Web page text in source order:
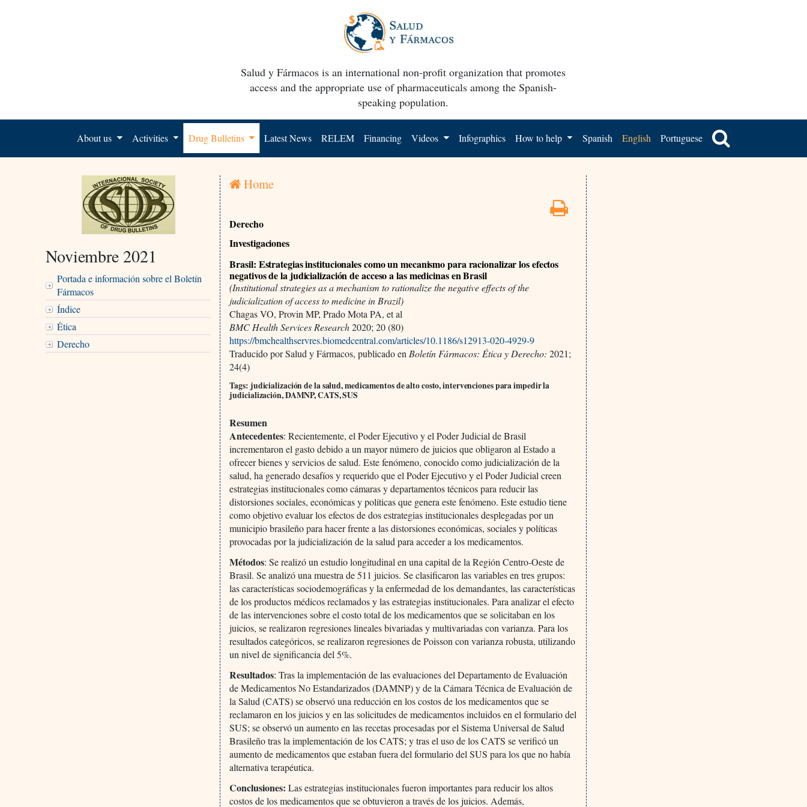
Salud y Fármacos is an international non-profit organization that promotes
access and the appropriate use of pharmaceuticals among the Spanish-
speaking population.
About us Activities Drug Bulletins Latest News RELEM Financing Videos Infographics How to help Spanish English Portuguese
Noviembre 2021
Portada e información sobre el Boletín
Fármacos
Índice
Ética
Derecho
Home
Derecho
Investigaciones
Brasil: Estrategias institucionales como un mecanismo para racionalizar los efectos
negativos de la judicialización de acceso a las medicinas en Brasil
(Institutional strategies as a mechanism to rationalize the negative effects of the
judicialization of access to medicine in Brazil)
Chagas VO, Provin MP, Prado Mota PA, et al
BMC Health Services Research2020; 20 (80)
https://bmchealthservres.biomedcentral.com/articles/10.1186/s12913-020-4929-9
Traducido por Salud y Fármacos, publicado en Boletín Fármacos: Ética y Derecho: 2021;
24(4)
Tags: judicialización de la salud, medicamentos de alto costo, intervenciones para impedir la
judicialización, DAMNP, CATS, SUS
Resumen
Antecedentes: Recientemente, el Poder Ejecutivo y el Poder Judicial de Brasil
incrementaron el gasto debido a un mayor número de juicios que obligaron al Estado a
ofrecer bienes y servicios de salud. Este fenómeno, conocido como judicialización de la
salud, ha generado desafíos y requerido que el Poder Ejecutivo y el Poder Judicial creen
estrategias institucionales como cámaras y departamentos técnicos para reducir las
distorsiones sociales, económicas y políticas que genera este fenómeno. Este estudio tiene
como objetivo evaluar los efectos de dos estrategias institucionales desplegadas por un
municipio brasileño para hacer frente a las distorsiones económicas, sociales y políticas
provocadas por la judicialización de la salud para acceder a los medicamentos.
Métodos: Se realizó un estudio longitudinal en una capital de la Región Centro-Oeste de
Brasil. Se analizó una muestra de 511 juicios. Se clasificaron las variables en tres grupos:
las características sociodemográficas y la enfermedad de los demandantes, las características
de los productos médicos reclamados y las estrategias institucionales. Para analizar el efecto
de las intervenciones sobre el costo total de los medicamentos que se solicitaban en los
juicios, se realizaron regresiones lineales bivariadas y multivariadas con varianza. Para los
resultados categóricos, se realizaron regresiones de Poisson con varianza robusta, utilizando
un nivel de significancia del 5%.
Resultados: Tras la implementación de las evaluaciones del Departamento de Evaluación
de Medicamentos No Estandarizados (DAMNP) y de la Cámara Técnica de Evaluación de
la Salud (CATS) se observó una reducción en los costos de los medicamentos que se
reclamaron en los juicios y en las solicitudes de medicamentos incluidos en el formulario del
SUS; se observó un aumento en las recetas procesadas por el Sistema Universal de Salud
Brasileño tras la implementación de los CATS; y tras el uso de los CATS se verificó un
aumento de medicamentos que estaban fuera del formulario del SUS para los que no había
alternativa terapéutica.
Conclusiones: Las estrategias institucionales fueron importantes para reducir los altos
costos de los medicamentos que se obtuvieron a través de los juicios. Además,